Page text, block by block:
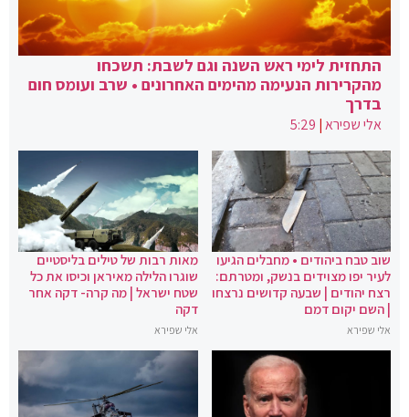
התחזית לימי ראש השנה וגם לשבת: תשכחו
מהקרירות הנעימה מהימים האחרונים • שרב ועומס חום
בדרך
אלי שפירא|
5:29
שוב טבח ביהודים • מחבלים הגיעו
לעיר יפו מצוידים בנשק, ומטרתם:
רצח יהודים | שבעה קדושים נרצחו
| השם יקום דמם
אלי שפירא
מאות רבות של טילים בליסטיים
שוגרו הלילה מאיראן וכיסו את כל
שטח ישראל | מה קרה- דקה אחר
דקה
אלי שפירא